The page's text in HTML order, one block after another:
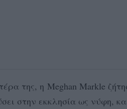
της, η Meghan Markle
στην εκκλησία ως νύφη,